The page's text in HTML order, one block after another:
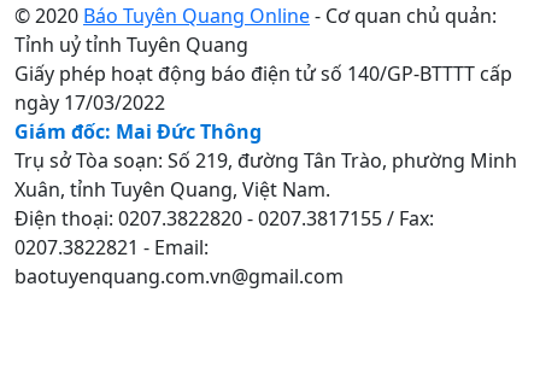
© 2020 Báo Tuyên Quang Online- Cơ quan chủ quản:
Tỉnh uỷ tỉnh Tuyên Quang
Giấy phép hoạt động báo điện tử số 140/GP-BTTTT cấp
ngày 17/03/2022
Giám đốc: Mai Đức Thông
Trụ sở Tòa soạn: Số 219, đường Tân Trào, phường Minh
Xuân, tỉnh Tuyên Quang, Việt Nam.
Điện thoại: 0207.3822820 - 0207.3817155 / Fax:
0207.3822821 - Email:
baotuyenquang.com.vn@gmail.com